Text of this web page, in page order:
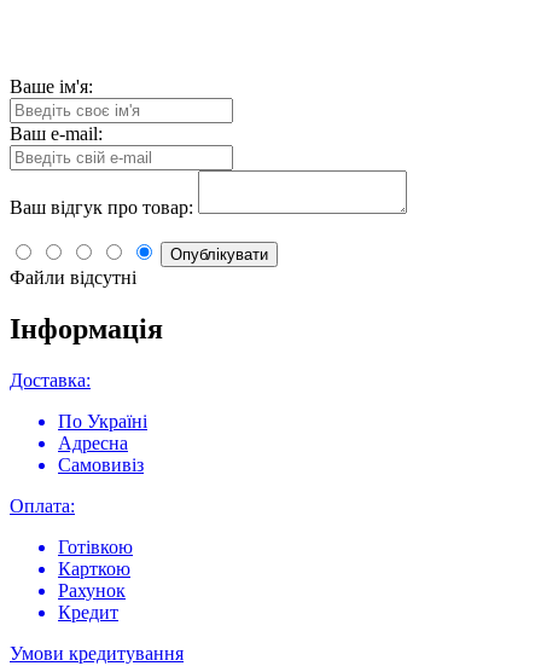
Ваше ім'я:
Ваш e-mail:
Ваш відгук про товар:
Опублікувати
Файли відсутні
Інформація
Доставка:
По Україні
Адресна
Самовивіз
Оплата:
Готівкою
Карткою
Рахунок
Кредит
Умови кредитування